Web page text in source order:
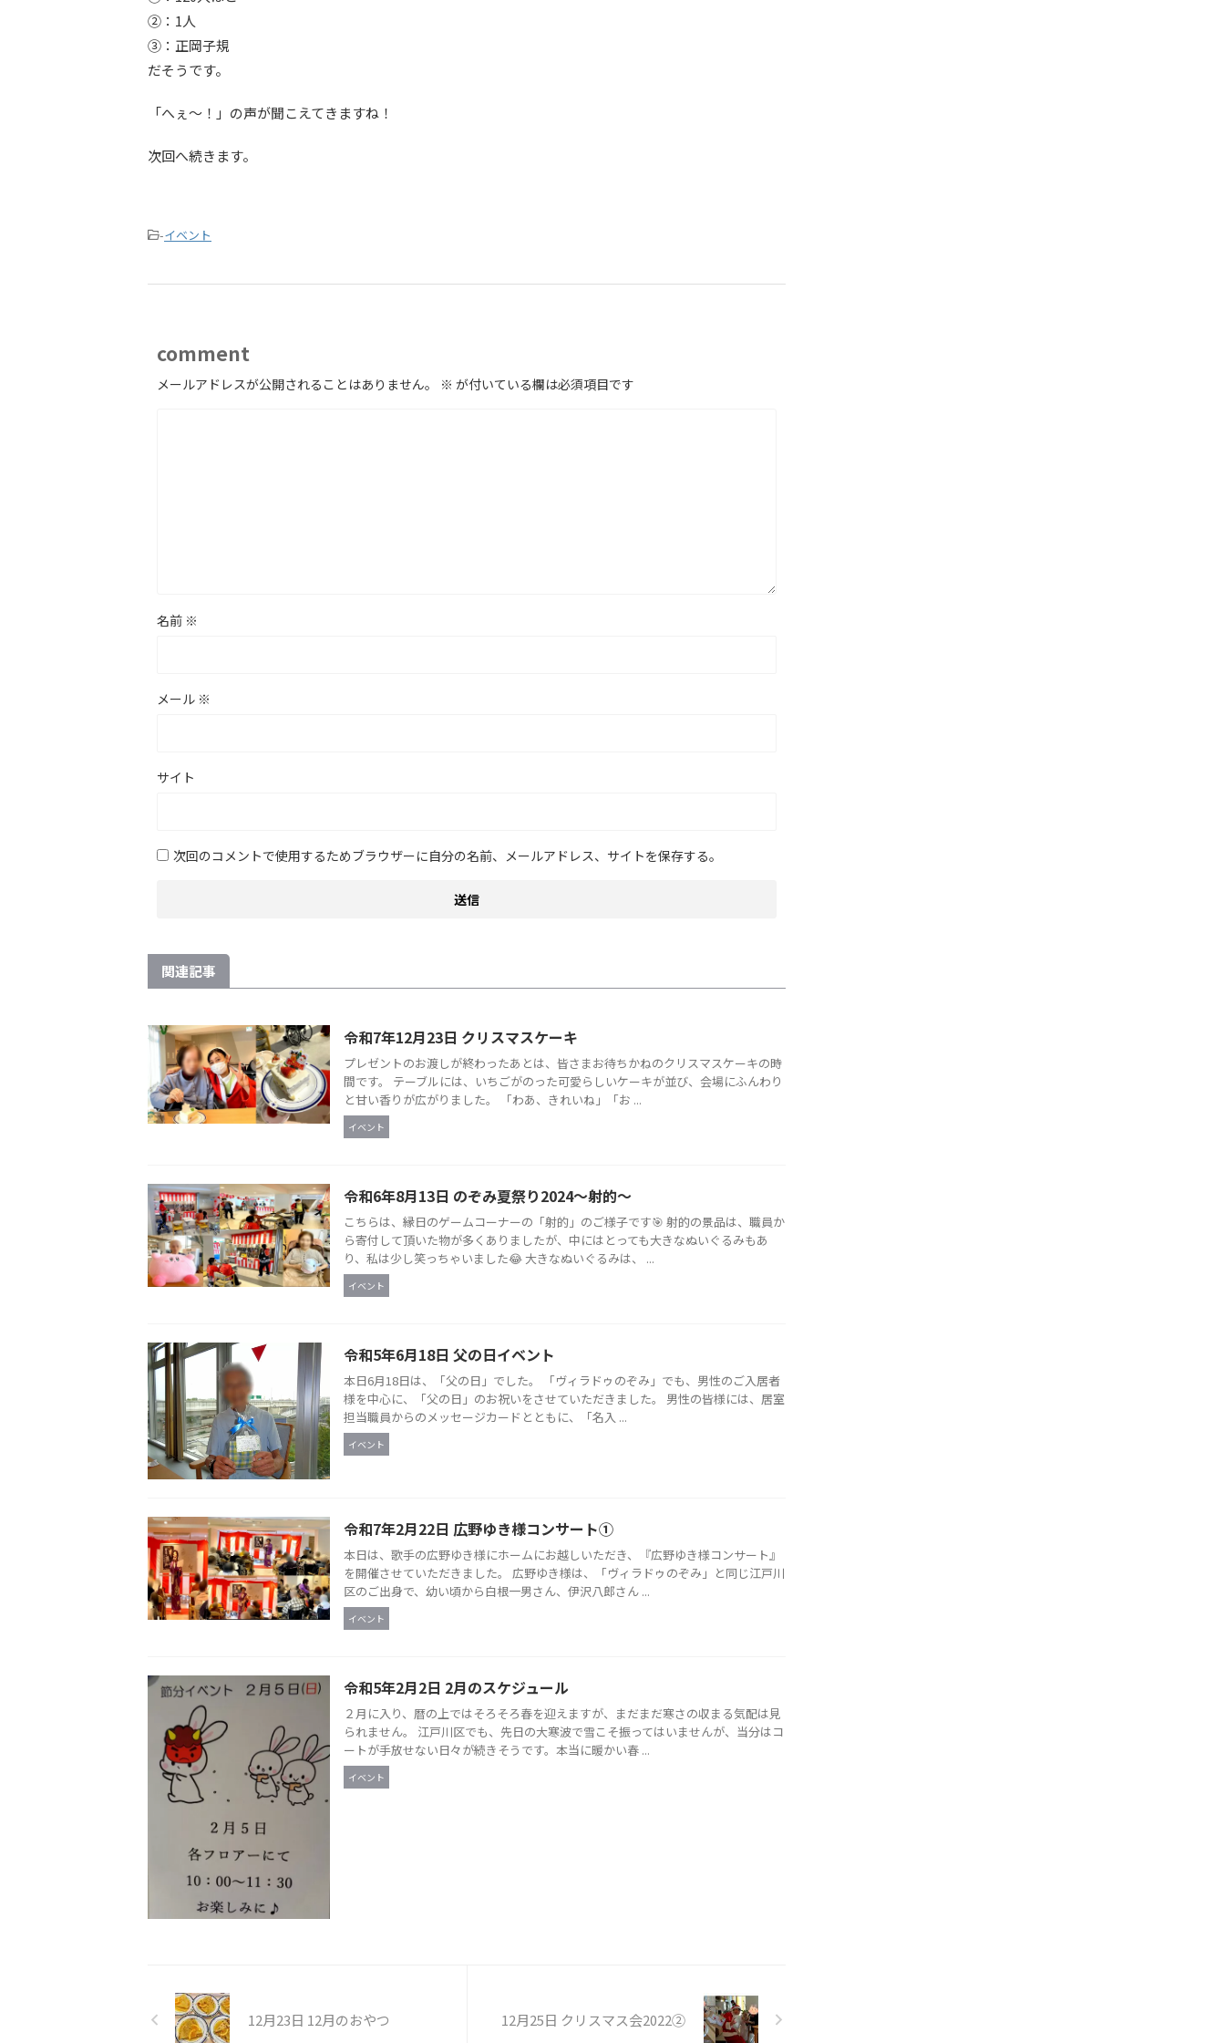
②：1人
③：正岡子規
だそうです。
「へぇ～！」の声が聞こえてきますね！
次回へ続きます。
-イベント
comment
メールアドレスが公開されることはありません。 ※ が付いている欄は必須項目です
名前 ※
メール ※
サイト
次回のコメントで使用するためブラウザーに自分の名前、メールアドレス、サイトを保存する。
関連記事
令和7年12月23日 クリスマスケーキ
プレゼントのお渡しが終わったあとは、皆さまお待ちかねのクリスマスケーキの時
間です。 テーブルには、いちごがのった可愛らしいケーキが並び、会場にふんわり
と甘い香りが広がりました。 「わあ、きれいね」「お ...
イベント
令和6年8月13日 のぞみ夏祭り2024〜射的〜
こちらは、縁日のゲームコーナーの「射的」のご様子です🎯 射的の景品は、職員か
ら寄付して頂いた物が多くありましたが、中にはとっても大きなぬいぐるみもあ
り、私は少し笑っちゃいました😂 大きなぬいぐるみは、 ...
イベント
令和5年6月18日 父の日イベント
本日6月18日は、「父の日」でした。 「ヴィラドゥのぞみ」でも、男性のご入居者
様を中心に、「父の日」のお祝いをさせていただきました。 男性の皆様には、居室
担当職員からのメッセージカードとともに、「名入 ...
イベント
令和7年2月22日 広野ゆき様コンサート①
本日は、歌手の広野ゆき様にホームにお越しいただき、『広野ゆき様コンサート』
を開催させていただきました。 広野ゆき様は、「ヴィラドゥのぞみ」と同じ江戸川
区のご出身で、幼い頃から白根一男さん、伊沢八郎さん ...
イベント
令和5年2月2日 2月のスケジュール
２月に入り、暦の上ではそろそろ春を迎えますが、まだまだ寒さの収まる気配は見
られません。 江戸川区でも、先日の大寒波で雪こそ振ってはいませんが、当分はコ
ートが手放せない日々が続きそうです。本当に暖かい春 ...
イベント
12月23日 12月のおやつ 12月25日 クリスマス会2022②